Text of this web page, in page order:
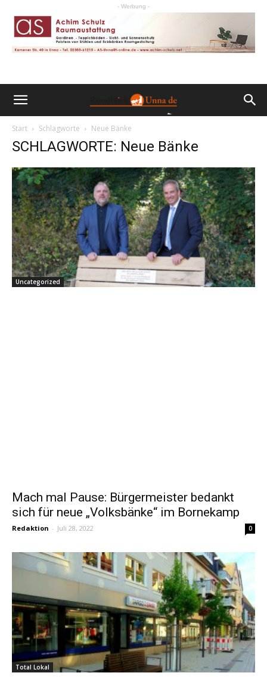
- Werbung -
Start Schlagworte Neue Bänke
SCHLAGWORTE: Neue Bänke
Uncategorized
Mach mal Pause: Bürgermeister bedankt
sich für neue „Volksbänke“ im Bornekamp
Redaktion - Juli 28, 2022 0
Total Lokal